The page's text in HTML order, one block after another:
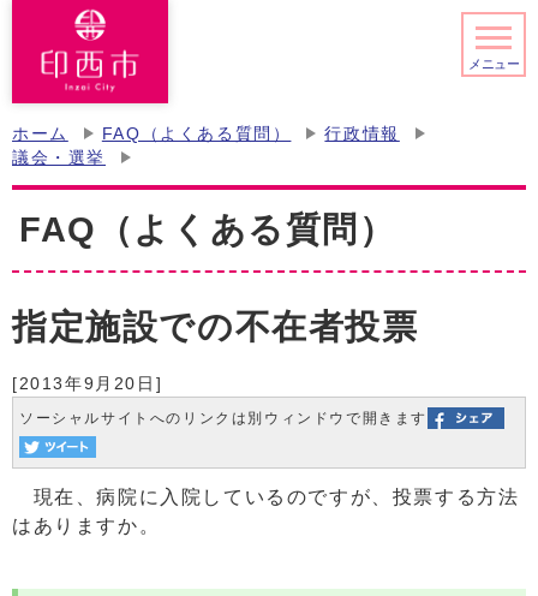
メニュー
ホーム FAQ（よくある質問）
行政情報
議会・選挙
FAQ（よくある質問）
指定施設での不在者投票
[2013年9月20日]
ソーシャルサイトへのリンクは別ウィンドウで開きます
現在、病院に入院しているのですが、投票する方法
はありますか。